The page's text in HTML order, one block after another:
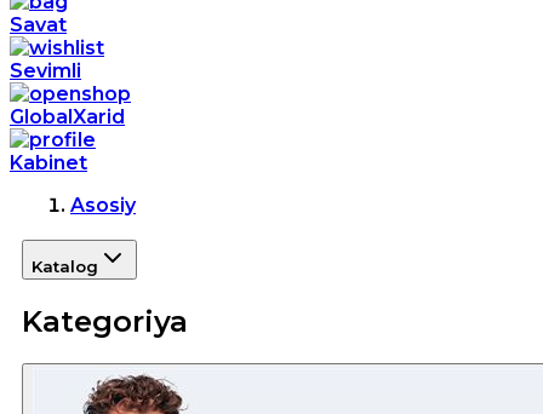
Savat
Sevimli
GlobalXarid
Kabinet
Asosiy
Katalog
Kategoriya